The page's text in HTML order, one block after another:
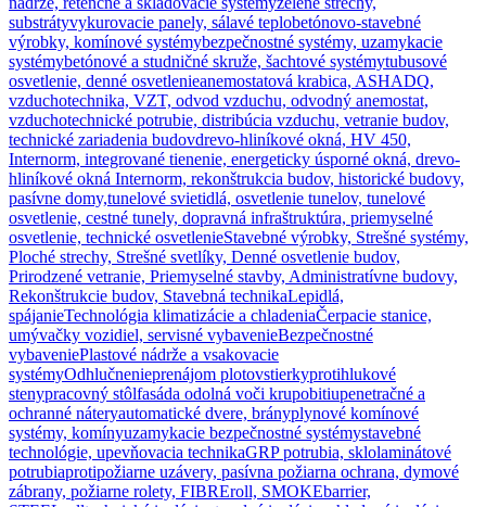
substrátyvykurovacie panely, sálavé teplobetónovo-stavebné
výrobky, komínové systémybezpečnostné systémy, uzamykacie
systémybetónové a studničné skruže, šachtové systémytubusové
osvetlenie, denné osvetlenieanemostatová krabica, ASHADQ,
vzduchotechnika, VZT, odvod vzduchu, odvodný anemostat,
vzduchotechnické potrubie, distribúcia vzduchu, vetranie budov,
technické zariadenia budovdrevo-hliníkové okná, HV 450,
Internorm, integrované tienenie, energeticky úsporné okná, drevo-
hliníkové okná Internorm, rekonštrukcia budov, historické budovy,
pasívne domy,tunelové svietidlá, osvetlenie tunelov, tunelové
osvetlenie, cestné tunely, dopravná infraštruktúra, priemyselné
osvetlenie, technické osvetlenieStavebné výrobky, Strešné systémy,
Ploché strechy, Strešné svetlíky, Denné osvetlenie budov,
Prirodzené vetranie, Priemyselné stavby, Administratívne budovy,
Rekonštrukcie budov, Stavebná technikaLepidlá,
spájanieTechnológia klimatizácie a chladeniaČerpacie stanice,
umývačky vozidiel, servisné vybavenieBezpečnostné
vybaveniePlastové nádrže a vsakovacie
systémyOdhlučnenieprenájom plotovstierkyprotihlukové
stenypracovný stôlfasáda odolná voči krupobitiupenetračné a
ochranné náteryautomatické dvere, brányplynové komínové
systémy, komínyuzamykacie bezpečnostné systémystavebné
technológie, upevňovacia technikaGRP potrubia, sklolaminátové
potrubiaprotipožiarne uzávery, pasívna požiarna ochrana, dymové
zábrany, požiarne rolety, FIBREroll, SMOKEbarrier,